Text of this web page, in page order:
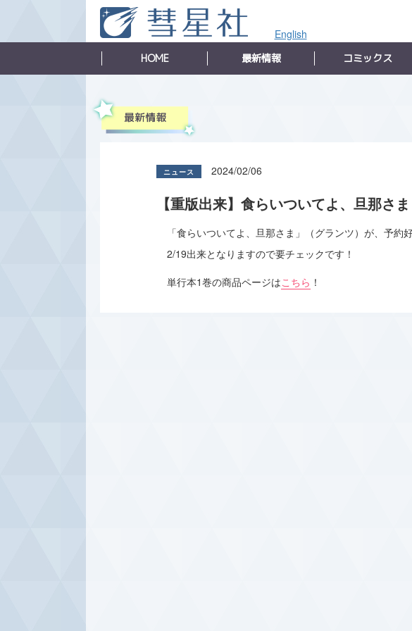
English
HOME 最新情報 コミックス
2024/02/06
【重版出来】食らいついてよ、旦那さ
「食らいついてよ、旦那さま」（グランツ）が、予約
2/19出来となりますので要チェックです！
単行本1巻の商品ページはこちら ！